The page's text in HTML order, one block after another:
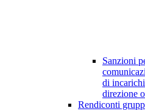
Sanzioni
di
direzione
Rendiconti